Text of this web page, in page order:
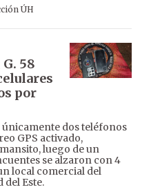
ÚH
58
por
dos teléfonos
GPS activado,
luego de un
se alzaron con 4
local comercial del
del Este.